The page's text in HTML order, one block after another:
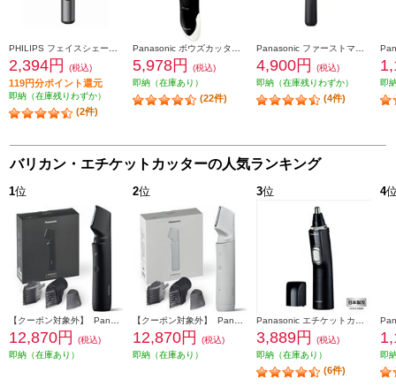
2,394円 (税込)
119円分ポイント還元
即納（在庫残りわずか）
(2件)
5,978円
(税込)
即納（在庫あり）
(22件)
4,900円
(税込)
即納（在庫残りわずか）
(4件)
即
バリカン・エチケットカッターの人気ランキング
1位
12,870円
(税込)
即納（在庫あり）
2位
12,870円
(税込)
即納（在庫あり）
3位
3,889円
(税込)
即納（在庫あり）
(6件)
4
即